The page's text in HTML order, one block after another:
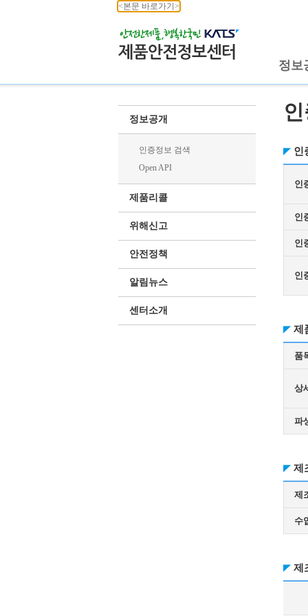
<본문 바로가기>
정보
정보공개
인증정보 검색
Open API
제품리콜
위해신고
안전정책
알림뉴스
센터소개
인
인
인
인
인
제
품
상
파
제
제
수
제